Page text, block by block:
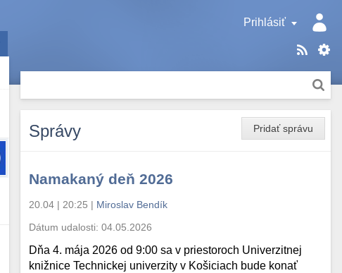
Prihlásiť
Pridať správu
Správy
Namakaný deň 2026
20.04 | 20:25 | Miroslav Bendík
Dátum udalosti:04.05.2026
Dňa 4. mája 2026 od 9:00 sa v priestoroch Univerzitnej
knižnice Technickej univerzity v Košiciach bude konať